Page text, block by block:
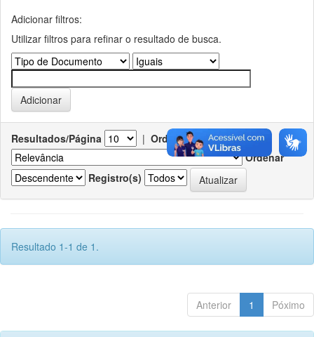
Adicionar filtros:
Utilizar filtros para refinar o resultado de busca.
Resultados/Página | Ordenar registros por
Ordenar
Registro(s)
Resultado 1-1 de 1.
Anterior 1 Póximo